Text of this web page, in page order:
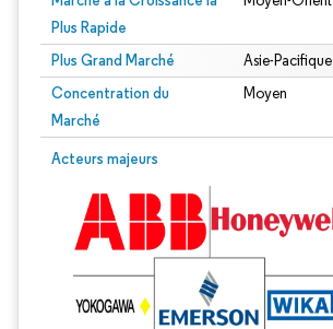
Plus Rapide
Plus Grand Marché Asie-Pacifique
Concentration du
Marché
Moyen
Acteurs majeurs
Image © Mordor Intelligence. La réutilisation